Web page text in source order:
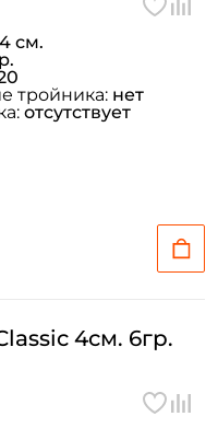
4 см.
тройника: нет
отсутствует
4см. 6гр.